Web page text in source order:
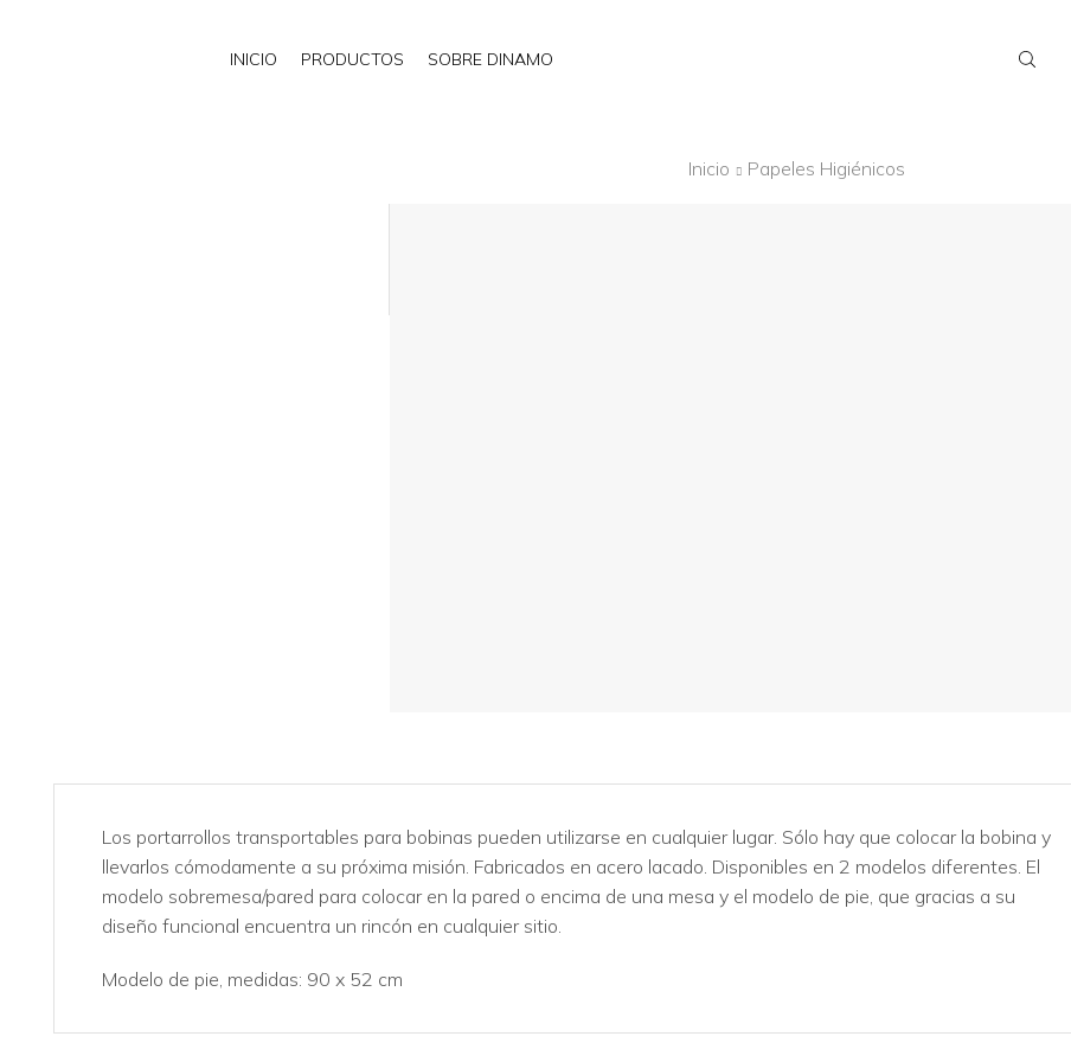
INICIO PRODUCTOS SOBRE DINAMO
Inicio Papeles Higiénicos
Los portarrollos transportables para bobinas pueden utilizarse en cualquier lugar. Sólo hay que colocar la bobina y
llevarlos cómodamente a su próxima misión. Fabricados en acero lacado. Disponibles en 2 modelos diferentes. El
modelo sobremesa/pared para colocar en la pared o encima de una mesa y el modelo de pie, que gracias a su
diseño funcional encuentra un rincón en cualquier sitio.
Modelo de pie, medidas: 90 x 52 cm